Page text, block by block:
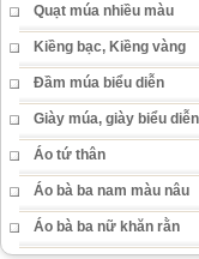
Quạt múa nhiều màu
Kiềng bạc, Kiềng vàng
Đầm múa biểu diễn
Giày múa, giày biểu diễn
Áo tứ thân
Áo bà ba nam màu nâu
Áo bà ba nữ khăn rằn